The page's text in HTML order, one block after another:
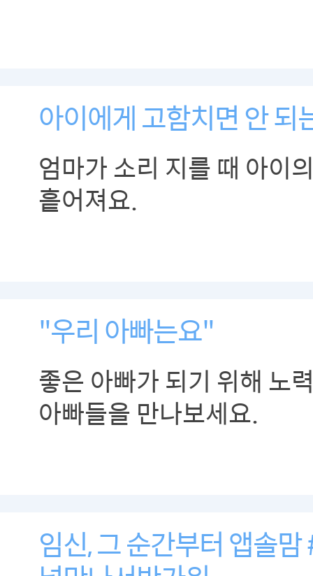
아이에게 고함치면 안 되
엄마가 소리 지를 때 아이
흩어져요.
"우리 아빠는요"
좋은 아빠가 되기 위해 노
아빠들을 만나보세요.
임신, 그 순간부터 앱솔맘